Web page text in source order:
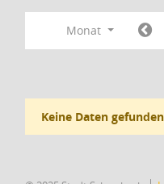
Monat
Keine Daten